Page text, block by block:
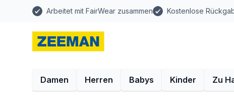
Arbeitet mit FairWear zusammen Kostenlose
Damen Herren Babys Kinder Zu